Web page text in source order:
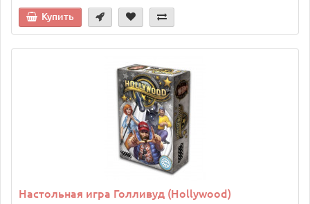
Купить
Настольная игра Голливуд (Hollywood)